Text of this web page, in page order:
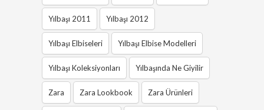
Yılbaşı 2011 Yılbaşı 2012
Yılbaşı Elbiseleri Yılbaşı Elbise Modelleri
Yılbaşı Koleksiyonları Yılbaşında Ne Giyilir
Zara Zara Lookbook Zara Ürünleri